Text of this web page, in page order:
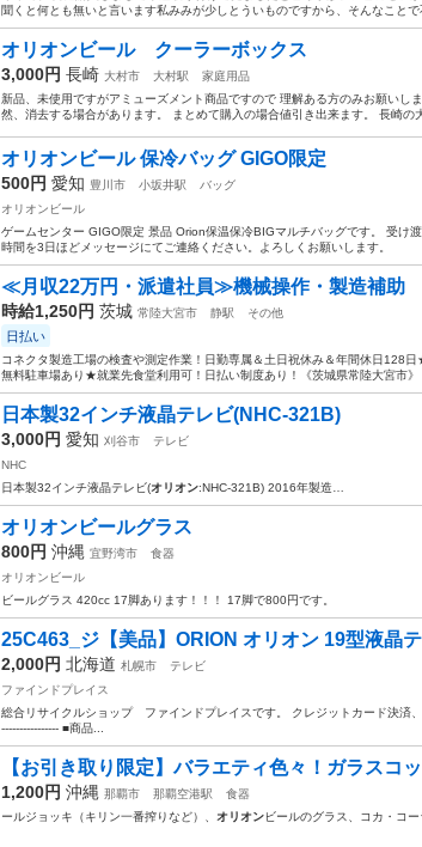
聞くと何とも無いと言います私みみが少しとういものですから、そんなこと
オリオンビール クーラーボックス
3,000円 長崎 大村市 大村駅
家庭用品
新品、未使用ですがアミューズメント商品ですので 理解ある方のみお願いし
然、消去する場合があります。 まとめて購入の場合値引き出来ます。 長崎の
オリオンビール 保冷バッグ GIGO限定
500円 愛知 豊川市 小坂井駅
バッグ
オリオンビール
ゲームセンター GIGO限定 景品 Orion保温保冷BIGマルチバッグです。 受け
時間を3日ほどメッセージにてご連絡ください。よろしくお願いします。
≪月収22万円・派遣社員≫機械操作・製造補助
時給1,250円 茨城 常陸大宮市 静駅 その他
日払い
コネクタ製造工場の検査や測定作業！日勤専属＆土日祝休み＆年間休日128
無料駐車場あり★就業先食堂利用可！日払い制度あり！《茨城県常陸大宮市
日本製32インチ液晶テレビ(NHC-321B)
3,000円 愛知 刈谷市
テレビ
NHC
日本製32インチ液晶テレビ(オリオン:NHC-321B) 2016年製造…
オリオンビールグラス
800円 沖縄 宜野湾市
食器
オリオンビール
ビールグラス 420cc 17脚あります！！！ 17脚で800円です。
25C463_ジ【美品】ORION オリオン 19型液晶
2,000円 北海道 札幌市
テレビ
ファインドプレイス
総合リサイクルショップ ファインドプレイスです。 クレジットカード決済、
---------------- ■商品...
【お引き取り限定】バラエティ色々！ガラスコ
1,200円 沖縄 那覇市 那覇空港駅
食器
ールジョッキ（キリン一番搾りなど）、 オリオンビールのグラス、コカ・コ